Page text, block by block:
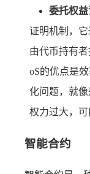
委托权益
证明机制，
由代币持有
oS的优点是
化问题，就
权力过大，可
智能合约